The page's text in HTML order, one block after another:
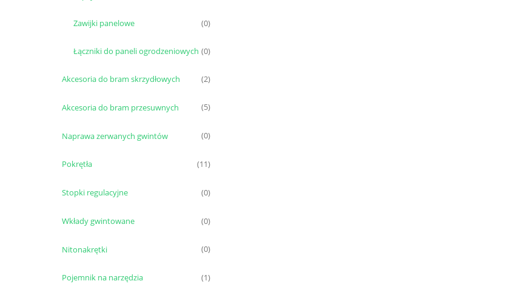
Zawijki panelowe (0)
Łączniki do paneli ogrodzeniowych (0)
Akcesoria do bram skrzydłowych (2)
Akcesoria do bram przesuwnych (5)
Naprawa zerwanych gwintów (0)
Pokrętła (11)
Stopki regulacyjne (0)
Wkłady gwintowane (0)
Nitonakrętki (0)
Pojemnik na narzędzia (1)